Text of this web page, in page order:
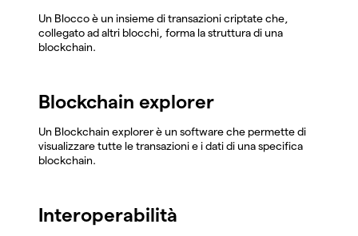
Un Blocco è un insieme di transazioni criptate che,
collegato ad altri blocchi, forma la struttura di una
blockchain.
Blockchain explorer
Un Blockchain explorer è un software che permette di
visualizzare tutte le transazioni e i dati di una specifica
blockchain.
Interoperabilità